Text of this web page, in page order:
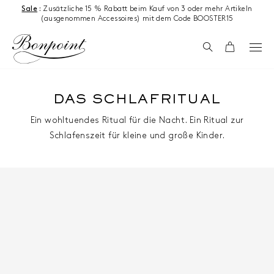
Zum Inhalt springen
Sale : Zusätzliche 15 % Rabatt beim Kauf von 3 oder mehr Artikeln
(ausgenommen Accessoires) mit dem Code BOOSTER15
SuchenWagen
DAS SCHLAFRITUAL
Ein wohltuendes Ritual für die Nacht. Ein Ritual zur
Schlafenszeit für kleine und große Kinder.